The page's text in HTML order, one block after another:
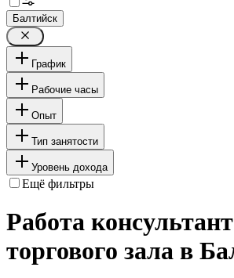
Балтийск
График
Рабочие часы
Опыт
Тип занятости
Уровень дохода
Ещё фильтры
Работа
торгового зала в